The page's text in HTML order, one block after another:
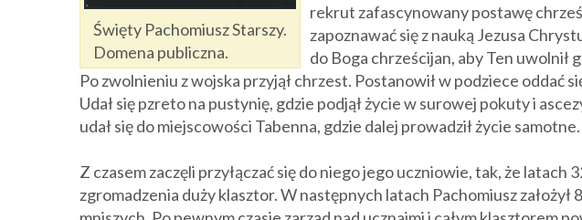
Święty Pachomiusz Starszy.
Domena publiczna.
rekrut zafascynowany postawę
zapoznawać się z nauką Jezusa
do Boga chrześcijan, aby Ten uwolnił
Po zwolnieniu z wojska przyjął chrzest. Postanowił w podziece oddać
Udał się pzreto na pustynię, gdzie podjął życie w surowej pokuty i
udał się do miejscowości Tabenna, gdzie dalej prowadził życie samotne.
Z czasem zaczęli przyłączać się do niego jego uczniowie, tak, że latach
zgromadzenia duży klasztor. W następnych latach Pachomiusz założył